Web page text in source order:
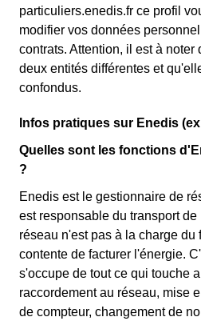
particuliers.enedis.fr ce profil
modifier vos données
contrats. Attention, il est à noter
deux entités différentes et
confondus.
Infos pratiques sur Enedis
Quelles sont les fonctions
?
Enedis est le gestionnaire de
est responsable du transport
réseau n'est pas à la charge du
contente de facturer l'énergie.
s'occupe de tout ce qui touche
raccordement au réseau, mise
de compteur, changement de